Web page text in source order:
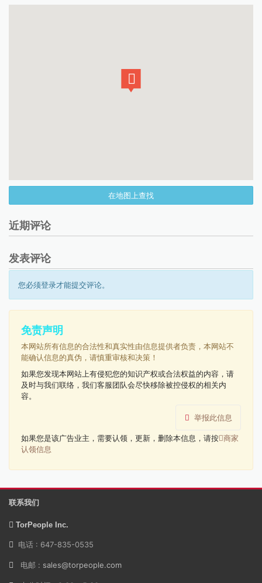
在地图上查找
近期评论
发表评论
您必须登录才能提交评论。
免责声明
本网站所有信息的合法性和真实性由信息提供者负责，本网站不
能确认信息的真伪，请慎重审核和决策！
如果您发现本网站上有侵犯您的知识产权或合法权益的内容，请
及时与我们联络，我们客服团队会尽快移除被控侵权的相关内
容。
举报此信息
如果您是该广告业主，需要认领，更新，删除本信息，请按 商家
认领信息
联系我们
TorPeople Inc.
电话 : 647-835-0535
电邮 : sales@torpeople.com